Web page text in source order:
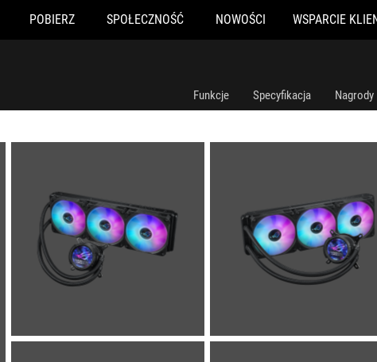
POBIERZ SPOŁECZNOŚĆ NOWOŚCI WSPARCIE
Funkcje Specyfikacja Nagrody